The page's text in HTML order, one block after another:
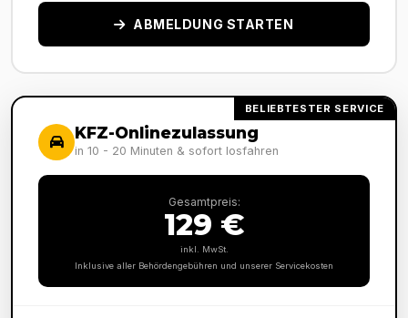
ABMELDUNG STARTEN
BELIEBTESTER SERVICE
KFZ-Onlinezulassung
in 10 - 20 Minuten & sofort losfahren
Gesamtpreis:
129 €
inkl. MwSt.
Inklusive aller Behördengebühren und unserer Servicekosten